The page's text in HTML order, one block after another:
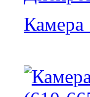
Камера